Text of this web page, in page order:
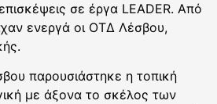
σε έργα LEADER. Από
ενεργά οι ΟΤΔ Λέσβου,
παρουσιάστηκε η τοπική
με άξονα το σκέλος των